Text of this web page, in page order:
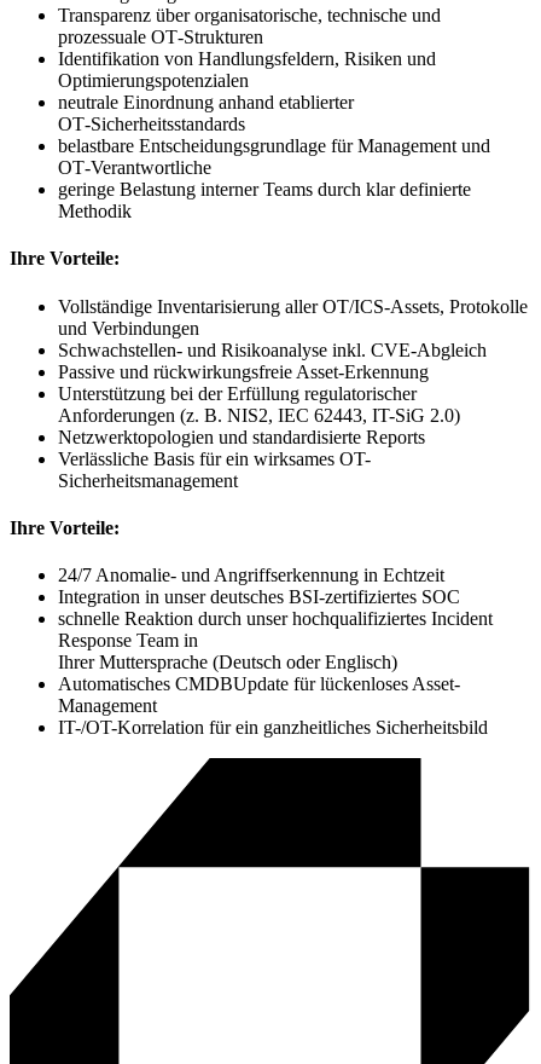
Transparenz über organisatorische, technische und
prozessuale OT‑Strukturen
Identifikation von Handlungsfeldern, Risiken und
Optimierungspotenzialen
neutrale Einordnung anhand etablierter
OT‑Sicherheitsstandards
belastbare Entscheidungsgrundlage für Management und
OT‑Verantwortliche
geringe Belastung interner Teams durch klar definierte
Methodik
Ihre Vorteile:
Vollständige Inventarisierung aller OT/ICS-Assets, Protokolle
und Verbindungen
Schwachstellen- und Risikoanalyse inkl. CVE-Abgleich
Passive und rückwirkungsfreie Asset-Erkennung
Unterstützung bei der Erfüllung regulatorischer
Anforderungen (z. B. NIS2, IEC 62443, IT-SiG 2.0)
Netzwerktopologien und standardisierte Reports
Verlässliche Basis für ein wirksames OT-
Sicherheitsmanagement
Ihre Vorteile:
24/7 Anomalie- und Angriffserkennung in Echtzeit
Integration in unser deutsches BSI-zertifiziertes SOC
schnelle Reaktion durch unser hochqualifiziertes Incident
Response Team in
Ihrer Muttersprache (Deutsch oder Englisch)
Automatisches CMDBUpdate für lückenloses Asset-
Management
IT-/OT-Korrelation für ein ganzheitliches Sicherheitsbild